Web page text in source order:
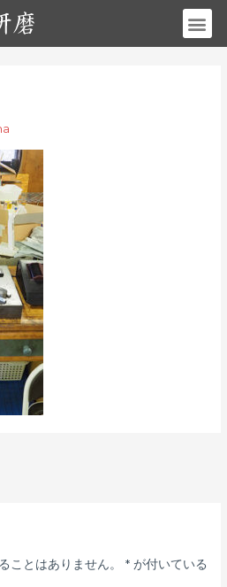
ことはありません。 * が付いている